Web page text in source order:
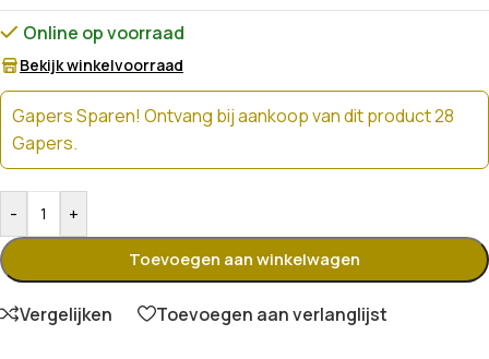
Online op voorraad
Bekijk winkelvoorraad
Gapers Sparen! Ontvang bij aankoop van dit product 28
Gapers.
- +
Toevoegen aan winkelwagen
Vergelijken Toevoegen aan verlanglijst